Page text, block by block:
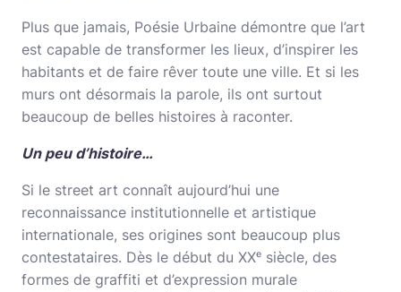
Plus que jamais, Poésie Urbaine démontre que l’art
est capable de transformer les lieux, d’inspirer les
habitants et de faire rêver toute une ville. Et si les
murs ont désormais la parole, ils ont surtout
beaucoup de belles histoires à raconter.
Un peu d’histoire…
Si le street art connaît aujourd’hui une
reconnaissance institutionnelle et artistique
internationale, ses origines sont beaucoup plus
contestataires. Dès le début du XXᵉ siècle, des
formes de graffiti et d’expression murale